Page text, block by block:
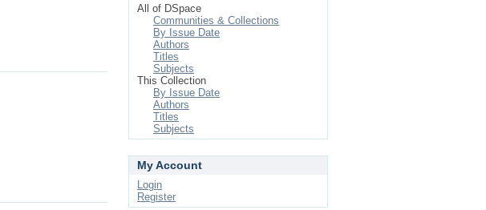
All of DSpace
Communities & Collections
By Issue Date
Authors
Titles
Subjects
This Collection
By Issue Date
Authors
Titles
Subjects
My Account
Login
Register